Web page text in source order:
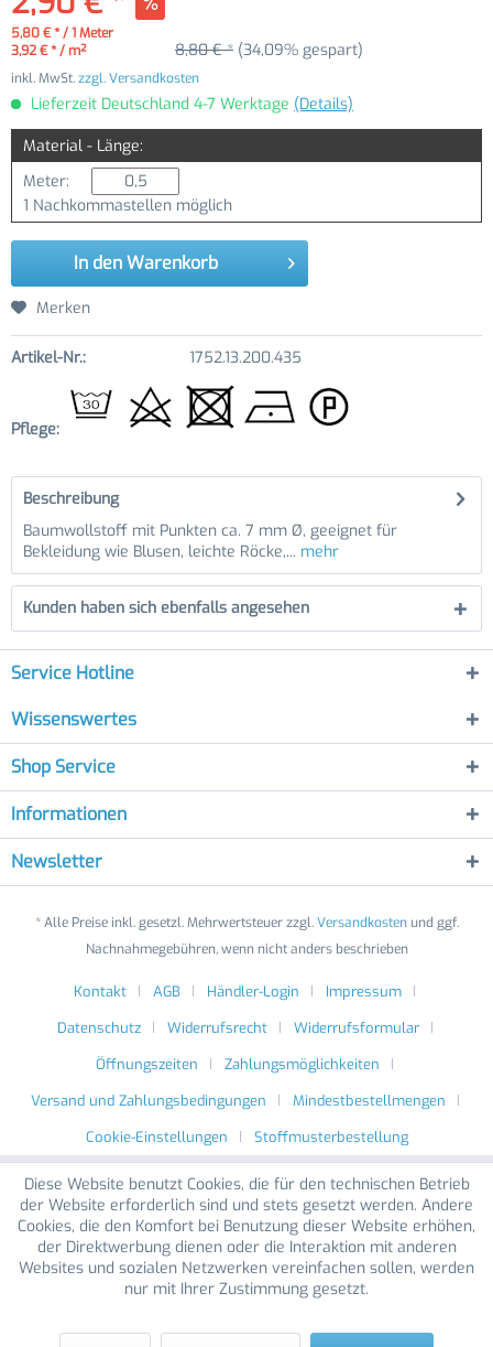
5,80 € * / 1 Meter
3,92 € * / m²
8,80 € * (34,09% gespart)
inkl. MwSt.zzgl. Versandkosten
Lieferzeit Deutschland 4-7 Werktage (Details)
Material - Länge:
Meter:
1 Nachkommastellen möglich
In den Warenkorb
Merken
Artikel-Nr.: 1752.13.200.435
Pflege:
Beschreibung
Baumwollstoff mit Punkten ca. 7 mm Ø, geeignet für
Bekleidung wie Blusen, leichte Röcke,... mehr
Kunden haben sich ebenfalls angesehen
Service Hotline
Wissenswertes
Shop Service
Informationen
Newsletter
* Alle Preise inkl. gesetzl. Mehrwertsteuer zzgl.Versandkostenund ggf.
Nachnahmegebühren, wenn nicht anders beschrieben
Kontakt AGB Händler-Login
Impressum
Datenschutz
Widerrufsrecht
Widerrufsformular
Öffnungszeiten
Zahlungsmöglichkeiten
Versand und Zahlungsbedingungen
Mindestbestellmengen
Cookie-Einstellungen
Stoffmusterbestellung
Diese Website benutzt Cookies, die für den technischen Betrieb
der Website erforderlich sind und stets gesetzt werden. Andere
Cookies, die den Komfort bei Benutzung dieser Website erhöhen,
der Direktwerbung dienen oder die Interaktion mit anderen
Websites und sozialen Netzwerken vereinfachen sollen, werden
nur mit Ihrer Zustimmung gesetzt.